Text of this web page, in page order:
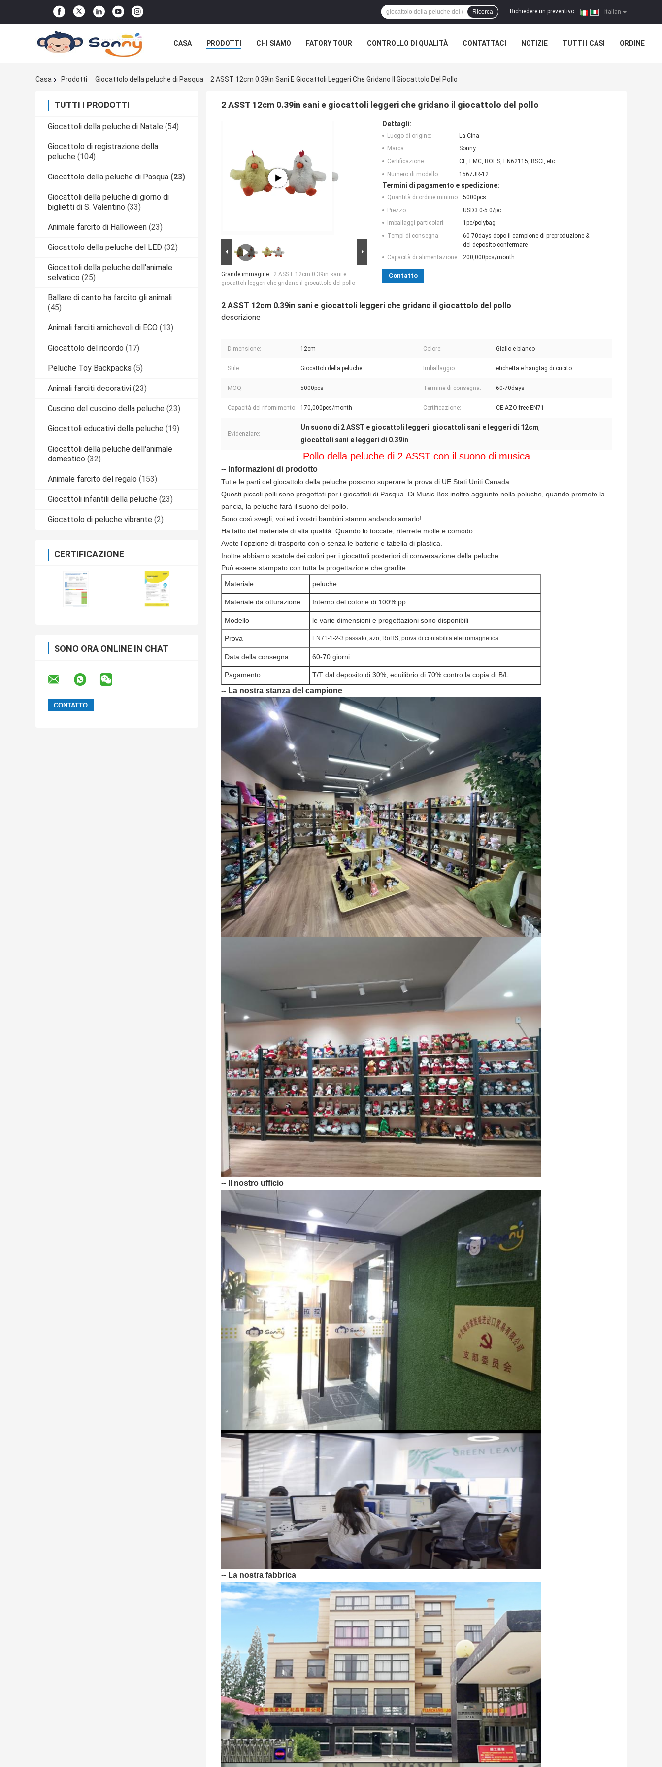
Italian
Richiedere un preventivo |
Ricerca
CASA PRODOTTI CHI SIAMO FATORY TOUR CONTROLLO DI QUALITÀ CONTATTACI NOTIZIE TUTTI I CASI ORDINE
Casa Prodotti Giocattolo della peluche di Pasqua 2 ASST 12cm 0.39in Sani E Giocattoli Leggeri Che Gridano Il Giocattolo Del Pollo
TUTTI I PRODOTTI
Giocattoli della peluche di Natale (54)
Giocattolo di registrazione della
peluche (104)
Giocattolo della peluche di Pasqua (23)
Giocattoli della peluche di giorno di
biglietti di S. Valentino (33)
Animale farcito di Halloween (23)
Giocattolo della peluche del LED (32)
Giocattoli della peluche dell'animale
selvatico (25)
Ballare di canto ha farcito gli animali
(45)
Animali farciti amichevoli di ECO (13)
Giocattolo del ricordo (17)
Peluche Toy Backpacks (5)
Animali farciti decorativi (23)
Cuscino del cuscino della peluche (23)
Giocattoli educativi della peluche (19)
Giocattoli della peluche dell'animale
domestico (32)
Animale farcito del regalo (153)
Giocattoli infantili della peluche (23)
Giocattolo di peluche vibrante (2)
CERTIFICAZIONE
SONO ORA ONLINE IN CHAT
2 ASST 12cm 0.39in sani e giocattoli leggeri che gridano il giocattolo del pollo
Grande immagine : 2 ASST 12cm 0.39in sani e
giocattoli leggeri che gridano il giocattolo del pollo
Dettagli:
Luogo di origine:
La Cina
Marca:
Sonny
Certificazione:
CE, EMC, ROHS, EN62115, BSCI, etc
Numero di modello:
1567JR-12
Termini di pagamento e spedizione:
Quantità di ordine minimo:
5000pcs
Prezzo:
USD3.0-5.0/pc
Imballaggi particolari:
1pc/polybag
Tempi di consegna:
60-70days dopo il campione di preproduzione &
del deposito confermare
Capacità di alimentazione:
200,000pcs/month
Contatto
2 ASST 12cm 0.39in sani e giocattoli leggeri che gridano il giocattolo del pollo
descrizione
Dimensione: 12cm Colore: Giallo e bianco
Stile: Giocattoli della peluche Imballaggio: etichetta e hangtag di cucito
MOQ: 5000pcs Termine di consegna: 60-70days
Capacità del rifornimento: 170,000pcs/month Certificazione: CE AZO free EN71
Evidenziare:
Un suono di 2 ASST e giocattoli leggeri, giocattoli sani e leggeri di 12cm,
giocattoli sani e leggeri di 0.39in
Pollo della peluche di 2 ASST con il suono di musica
-- Informazioni di prodotto
Tutte le parti del giocattolo della peluche possono superare la prova di UE Stati Uniti Canada.
Questi piccoli polli sono progettati per i giocattoli di Pasqua. Di Music Box inoltre aggiunto nella peluche, quando premete la
pancia, la peluche farà il suono del pollo.
Sono così svegli, voi ed i vostri bambini stanno andando amarlo!
Ha fatto del materiale di alta qualità. Quando lo toccate, riterrete molle e comodo.
Avete l'opzione di trasporto con o senza le batterie e tabella di plastica.
Inoltre abbiamo scatole dei colori per i giocattoli posteriori di conversazione della peluche.
Può essere stampato con tutta la progettazione che gradite.
Materiale
peluche
Materiale da otturazione Interno del cotone di 100% pp
Modello le varie dimensioni e progettazioni sono disponibili
Prova EN71-1-2-3 passato, azo, RoHS, prova di contabilità elettromagnetica.
Data della consegna 60-70 giorni
Pagamento T/T dal deposito di 30%, equilibrio di 70% contro la copia di B/L
-- La nostra stanza del campione
-- Il nostro ufficio
-- La nostra fabbrica